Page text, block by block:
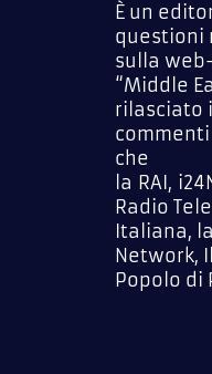
È un
questioni
sulla
“Middle
rilasciato
commenti
che
la RAI,
Radio
Italiana,
Network,
Popolo di